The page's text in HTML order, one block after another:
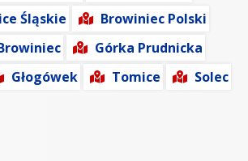
Śląskie
Browiniec Polski
Górka Prudnicka
Głogówek Tomice Solec